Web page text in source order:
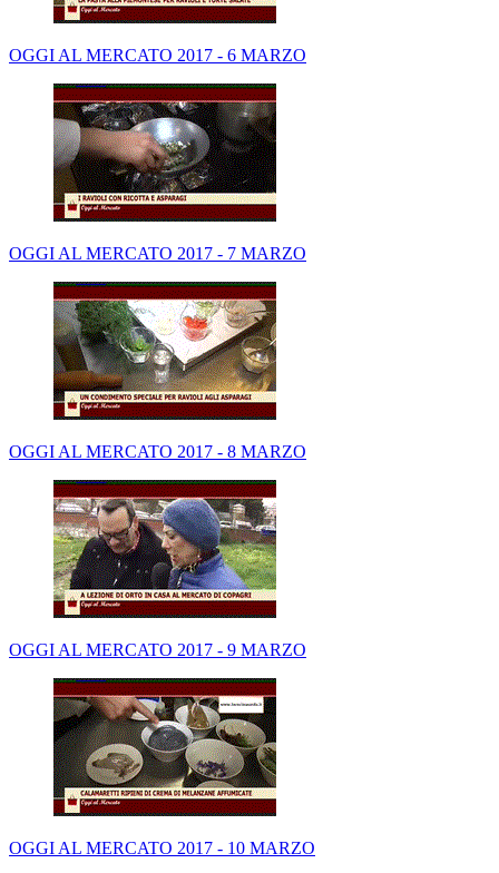
OGGI AL MERCATO 2017 - 6 MARZO
OGGI AL MERCATO 2017 - 7 MARZO
OGGI AL MERCATO 2017 - 8 MARZO
OGGI AL MERCATO 2017 - 9 MARZO
OGGI AL MERCATO 2017 - 10 MARZO